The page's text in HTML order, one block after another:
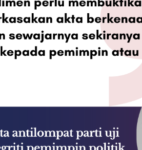
Kenyataan
Persepsi
Dasar Negara &
KENYATAAN MEDIA
TINJAUAN PERSEPSI
PENTADBIRAN,
KEPIMPINAN POLITIK
Baca